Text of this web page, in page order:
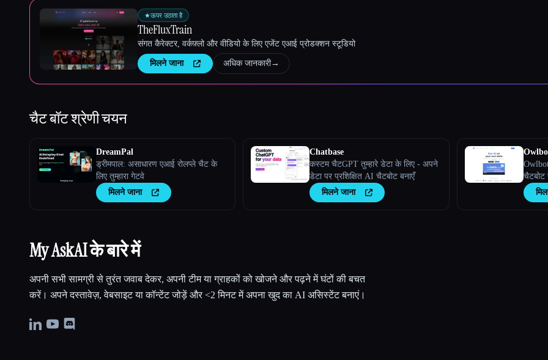
★ऊपर उठाता है
TheFluxTrain
संगत कैरेक्टर, वर्कफ़्लो और वीडियो के लिए एजेंट एआई प्रोडक्शन स्टूडियो
मिलने जाना अधिक जानकारी→
चैट बॉटश्रेणी चयन
DreamPal
ड्रीमपाल: असाधारण एआई रोलप्ले चैट के
लिए तुम्हारा गेटवे
मिलने जाना
Chatbase
कस्टम चैटGPT तुम्हारे डेटा के लिए - अपने
डेटा पर प्रशिक्षित AI चैटबोट बनाएँ
मिलने जाना
चैटबोट
के साथ
ताकि
My AskAI के बारे में
अपनी सभी सामग्री से तुरंत जवाब देकर, अपनी टीम या ग्राहकों को खोजने और पढ़ने में घंटों की बचत
करें। अपने दस्तावेज़, वेबसाइट या कॉन्टेंट जोड़ें और <2 मिनट में अपना खुद का AI असिस्टेंट बनाएं।